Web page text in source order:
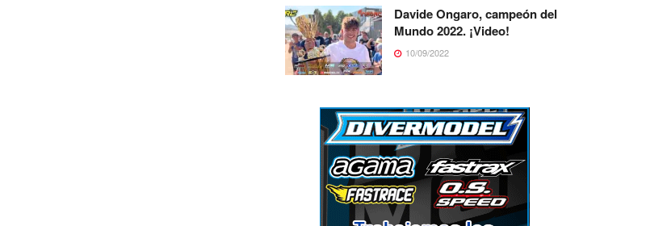
Davide Ongaro, campeón del
Mundo 2022. ¡Video!
10/09/2022